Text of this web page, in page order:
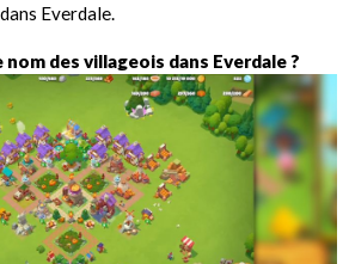
Everdale.
des villageois dans Everdale ?